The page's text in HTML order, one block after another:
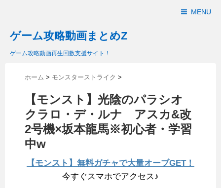
MENU
ゲーム攻略動画まとめZ
ゲーム攻略動画再生回数支援サイト！
ホーム > モンスターストライク >
【モンスト】光陰のパラシオ
クラロ・デ・ルナ アスカ&改
2号機×坂本龍馬※初心者・学習
中w
【モンスト】無料ガチャで大量オーブGET！
今すぐスマホでアクセス♪